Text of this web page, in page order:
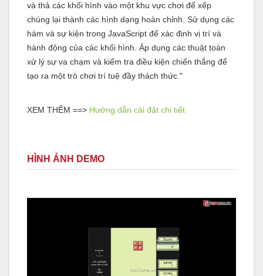
và thả các khối hình vào một khu vực chơi để xếp
chúng lại thành các hình dạng hoàn chỉnh. Sử dụng các
hàm và sự kiện trong JavaScript để xác định vị trí và
hành động của các khối hình. Áp dụng các thuật toán
xử lý sự va chạm và kiểm tra điều kiện chiến thắng để
tạo ra một trò chơi trí tuệ đầy thách thức."
XEM THÊM ==> Hướng dẫn cài đặt chi tiết
HÌNH ẢNH DEMO